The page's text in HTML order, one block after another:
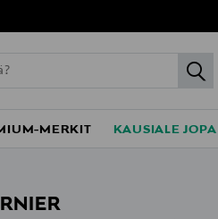
MERKIT KAUSIALE